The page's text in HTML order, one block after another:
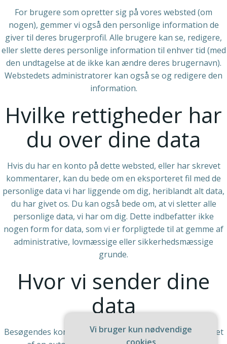
For brugere som opretter sig på vores websted (om
nogen), gemmer vi også den personlige information de
giver til deres brugerprofil. Alle brugere kan se, redigere,
eller slette deres personlige information til enhver tid (med
den undtagelse at de ikke kan ændre deres brugernavn).
Webstedets administratorer kan også se og redigere den
information.
Hvilke rettigheder har
du over dine data
Hvis du har en konto på dette websted, eller har skrevet
kommentarer, kan du bede om en eksporteret fil med de
personlige data vi har liggende om dig, heriblandt alt data,
du har givet os. Du kan også bede om, at vi sletter alle
personlige data, vi har om dig. Dette indbefatter ikke
nogen form for data, som vi er forpligtede til at gemme af
administrative, lovmæssige eller sikkerhedsmæssige
grunde.
Hvor vi sender dine
data
Besøgendes kommentarer kan muligvis blive kontrolleret
Vi bruger kun nødvendige